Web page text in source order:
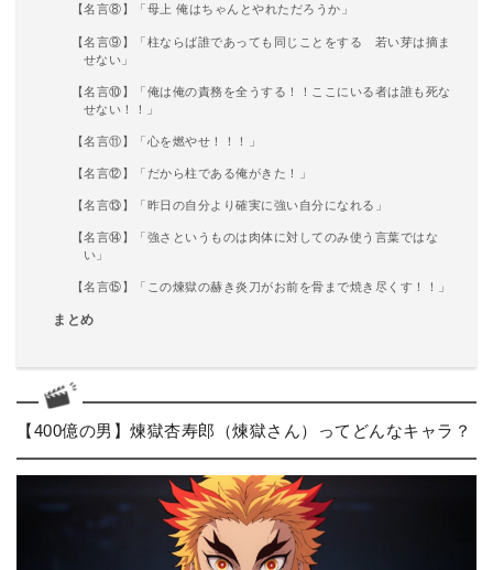
【名言⑧】「母上 俺はちゃんとやれただろうか」
【名言⑨】「柱ならば誰であっても同じことをする 若い芽は摘ま
せない」
【名言⑩】「俺は俺の責務を全うする！！ここにいる者は誰も死な
せない！！」
【名言⑪】「心を燃やせ！！！」
【名言⑫】「だから柱である俺がきた！」
【名言⑬】「昨日の自分より確実に強い自分になれる」
【名言⑭】「強さというものは肉体に対してのみ使う言葉ではな
い」
【名言⑮】「この煉獄の赫き炎刀がお前を骨まで焼き尽くす！！」
まとめ
【400億の男】煉獄杏寿郎（煉獄さん）ってどんなキャラ？